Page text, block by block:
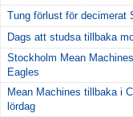
Tung förlust för decimerat
Dags att studsa tillbaka
Stockholm Mean
Eagles
Mean Machines tillbaka i
lördag